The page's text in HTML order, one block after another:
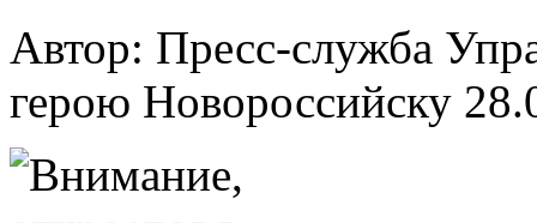
Автор: Пресс-служба
герою Новороссийску